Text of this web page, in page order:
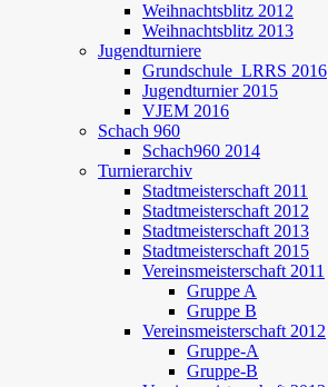
Weihnachtsblitz 2012
Weihnachtsblitz 2013
Jugendturniere
Grundschule_LRRS 2016
Jugendturnier 2015
VJEM 2016
Schach 960
Schach960 2014
Turnierarchiv
Stadtmeisterschaft 2011
Stadtmeisterschaft 2012
Stadtmeisterschaft 2013
Stadtmeisterschaft 2015
Vereinsmeisterschaft 2011
Gruppe A
Gruppe B
Vereinsmeisterschaft 2012
Gruppe-A
Gruppe-B